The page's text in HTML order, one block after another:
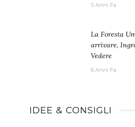
5 Anni Fa
La Foresta
arrivare,
Vedere
6 Anni Fa
IDEE & CONSIGLI